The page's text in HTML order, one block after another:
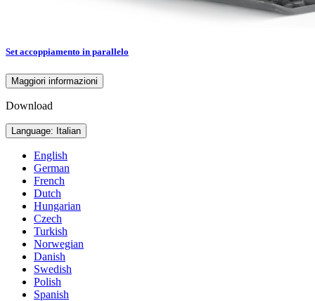
Set accoppiamento in parallelo
Maggiori informazioni
Download
Language: Italian
English
German
French
Dutch
Hungarian
Czech
Turkish
Norwegian
Danish
Swedish
Polish
Spanish